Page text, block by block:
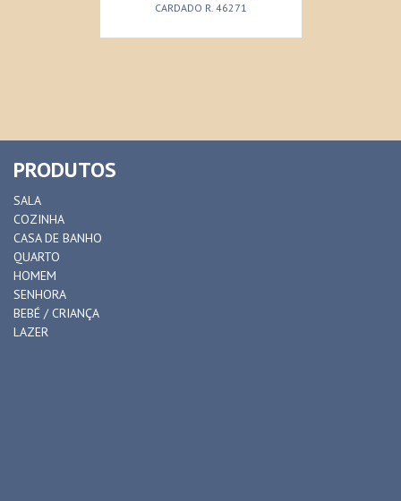
CARDADO R. 46271
PRODUTOS
SALA
COZINHA
CASA DE BANHO
QUARTO
HOMEM
SENHORA
BEBÉ / CRIANÇA
LAZER